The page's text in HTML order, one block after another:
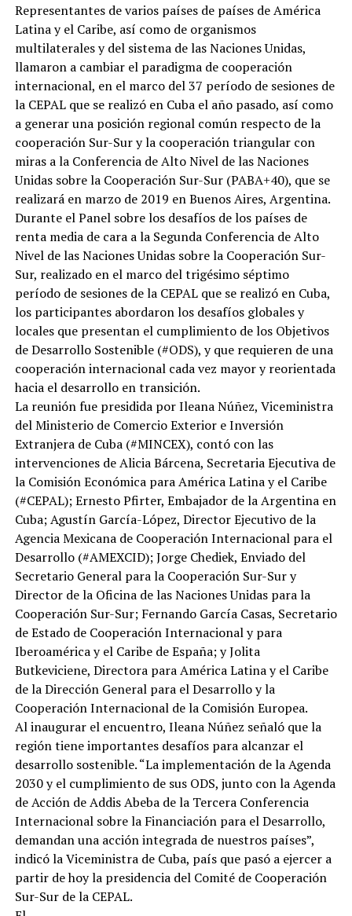
Representantes de varios países de países de América
Latina y el Caribe, así como de organismos
multilaterales y del sistema de las Naciones Unidas,
llamaron a cambiar el paradigma de cooperación
internacional, en el marco del 37 período de sesiones de
la CEPAL que se realizó en Cuba el año pasado, así como
a generar una posición regional común respecto de la
cooperación Sur-Sur y la cooperación triangular con
miras a la Conferencia de Alto Nivel de las Naciones
Unidas sobre la Cooperación Sur-Sur (PABA+40), que se
realizará en marzo de 2019 en Buenos Aires, Argentina.
Durante el Panel sobre los desafíos de los países de
renta media de cara a la Segunda Conferencia de Alto
Nivel de las Naciones Unidas sobre la Cooperación Sur-
Sur, realizado en el marco del trigésimo séptimo
período de sesiones de la CEPAL que se realizó en Cuba,
los participantes abordaron los desafíos globales y
locales que presentan el cumplimiento de los Objetivos
de Desarrollo Sostenible (#ODS), y que requieren de una
cooperación internacional cada vez mayor y reorientada
hacia el desarrollo en transición.
La reunión fue presidida por Ileana Núñez, Viceministra
del Ministerio de Comercio Exterior e Inversión
Extranjera de Cuba (#MINCEX), contó con las
intervenciones de Alicia Bárcena, Secretaria Ejecutiva de
la Comisión Económica para América Latina y el Caribe
(#CEPAL); Ernesto Pfirter, Embajador de la Argentina en
Cuba; Agustín García-López, Director Ejecutivo de la
Agencia Mexicana de Cooperación Internacional para el
Desarrollo (#AMEXCID); Jorge Chediek, Enviado del
Secretario General para la Cooperación Sur-Sur y
Director de la Oficina de las Naciones Unidas para la
Cooperación Sur-Sur; Fernando García Casas, Secretario
de Estado de Cooperación Internacional y para
Iberoamérica y el Caribe de España; y Jolita
Butkeviciene, Directora para América Latina y el Caribe
de la Dirección General para el Desarrollo y la
Cooperación Internacional de la Comisión Europea.
Al inaugurar el encuentro, Ileana Núñez señaló que la
región tiene importantes desafíos para alcanzar el
desarrollo sostenible. “La implementación de la Agenda
2030 y el cumplimiento de sus ODS, junto con la Agenda
de Acción de Addis Abeba de la Tercera Conferencia
Internacional sobre la Financiación para el Desarrollo,
demandan una acción integrada de nuestros países”,
indicó la Viceministra de Cuba, país que pasó a ejercer a
partir de hoy la presidencia del Comité de Cooperación
Sur-Sur de la CEPAL.